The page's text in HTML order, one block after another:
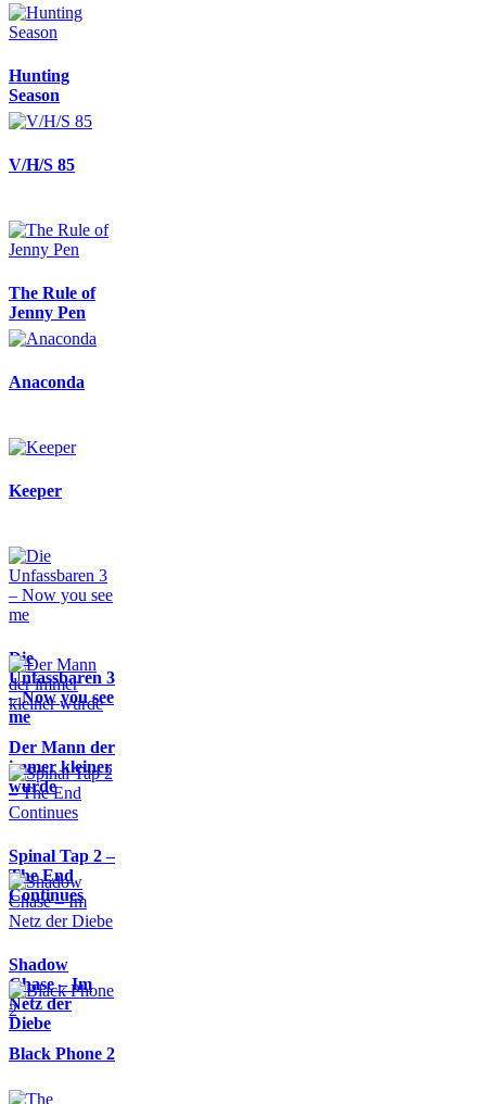
Hunting
Season
V/H/S 85
The Rule of
Jenny Pen
Anaconda
Keeper
Die
Unfassbaren 3
– Now you see
me
Der Mann der
immer kleiner
wurde
Spinal Tap 2 –
The End
Continues
Shadow
Chase – Im
Netz der
Diebe
Black Phone 2